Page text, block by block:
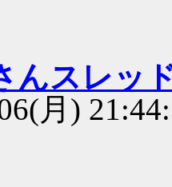
んスレッ
月)